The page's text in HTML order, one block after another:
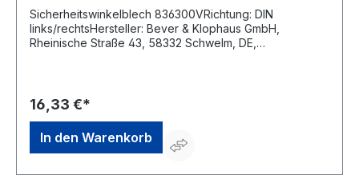
Sicherheitswinkelblech 836300VRichtung: DIN
links/rechtsHersteller: Bever & Klophaus GmbH,
Rheinische Straße 43, 58332 Schwelm, DE,
16,33 €*
In den Warenkorb